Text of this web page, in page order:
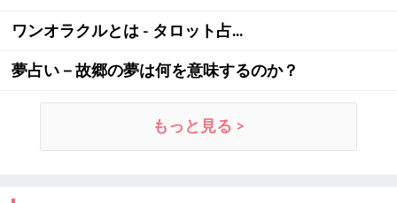
ワンオラクルとは - タロット占...
夢占い－故郷の夢は何を意味するのか？
もっと見る >